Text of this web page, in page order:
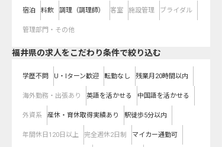
宿泊 料飲 調理（調理師） 客室 施設管理 ブライダル
管理部門・その他
福井県の求人をこだわり条件で絞り込む
学歴不問 U・Iターン歓迎 転勤なし 残業月20時間以内
海外勤務・出張あり 英語を活かせる 中国語を活かせる
外資系 産休・育休取得実績あり 駅徒歩5分以内
年間休日120日以上 完全週休2日制 マイカー通勤可